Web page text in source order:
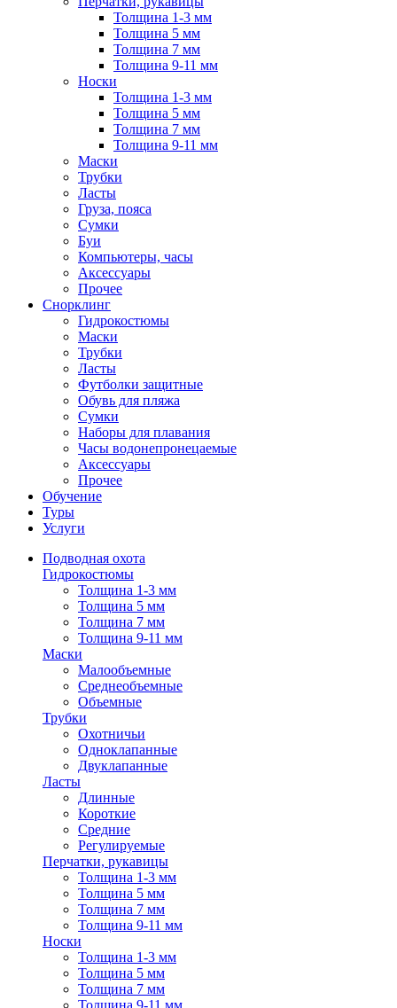
Толщина 1-3 мм
Толщина 5 мм
Толщина 7 мм
Толщина 9-11 мм
Носки
Толщина 1-3 мм
Толщина 5 мм
Толщина 7 мм
Толщина 9-11 мм
Маски
Трубки
Ласты
Груза, пояса
Сумки
Буи
Компьютеры, часы
Аксессуары
Прочее
Снорклинг
Гидрокостюмы
Маски
Трубки
Ласты
Футболки защитные
Обувь для пляжа
Сумки
Наборы для плавания
Часы водонепронецаемые
Аксессуары
Прочее
Обучение
Туры
Услуги
Подводная охота
Гидрокостюмы
Толщина 1-3 мм
Толщина 5 мм
Толщина 7 мм
Толщина 9-11 мм
Маски
Малообъемные
Среднеобъемные
Объемные
Трубки
Охотничьи
Одноклапанные
Двуклапанные
Ласты
Длинные
Короткие
Средние
Регулируемые
Перчатки, рукавицы
Толщина 1-3 мм
Толщина 5 мм
Толщина 7 мм
Толщина 9-11 мм
Носки
Толщина 1-3 мм
Толщина 5 мм
Толщина 7 мм
Толщина 9-11 мм